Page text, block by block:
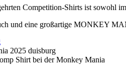
Competition-Shirts ist sowohl
und eine großartige MONKEY